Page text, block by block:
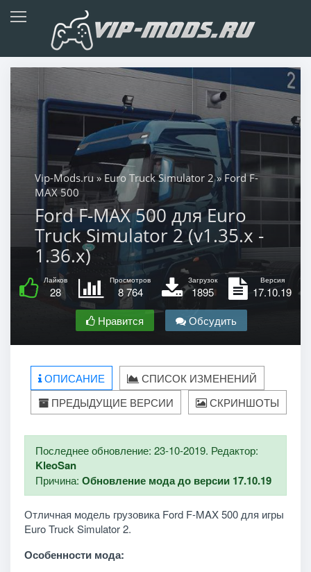
Vip-Mods.ru » Euro Truck Simulator 2» Ford F-
MAX 500
Ford F-MAX 500 для Euro
Truck Simulator 2 (v1.35.x -
1.36.x)
Лайков
28
Просмотров
8 764
Загрузок
1895
Версия
17.10.19
Нравится
Обсудить
ОПИСАНИЕ
СПИСОК ИЗМЕНЕНИЙ
ПРЕДЫДУЩИЕ ВЕРСИИ
СКРИНШОТЫ
Последнее обновление: 23-10-2019. Редактор:
KleoSan
Причина: Обновление мода до версии 17.10.19
Отличная модель грузовика Ford F-MAX 500 для игры
Euro Truck Simulator 2.
Особенности мода: